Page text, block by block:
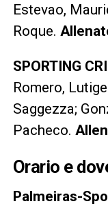
Estevao,
Roque.
SPORTING
Romero,
Saggezza;
Pacheco.
Orario e
Palmeiras-